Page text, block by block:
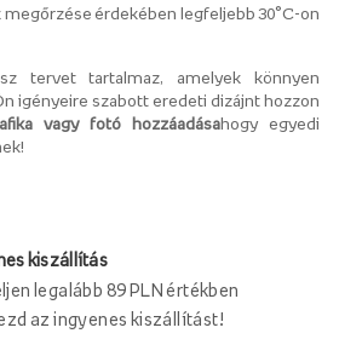
megőrzése érdekében legfeljebb 30°C-on
tervet tartalmaz, amelyek könnyen
igényeire szabott eredeti dizájnt hozzon
vagy fotó hozzáadásahogy egyedi
kiszállítás
legalább 89 PLN értékben
az ingyenes kiszállítást!